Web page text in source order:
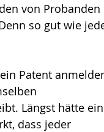
von Probanden
so gut wie
Patent
Längst hätte
dass jeder